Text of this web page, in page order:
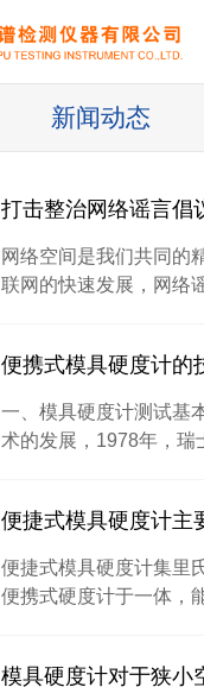
新闻动态
打击整治网络谣言倡
网络空间是我们共同的
联网的快速发展，网络
便携式模具硬度计的
一、模具硬度计测试基
术的发展，1978年，
便捷式模具硬度计主
便捷式模具硬度计集里
便携式硬度计于一体，